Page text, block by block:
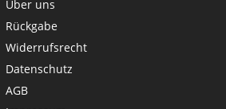
Über uns
Rückgabe
Widerrufsrecht
Datenschutz
AGB